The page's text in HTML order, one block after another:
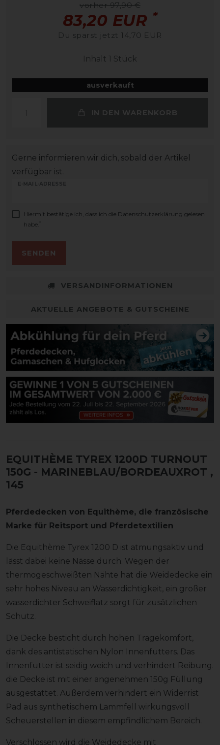
vorher 97,90 €
83,20 EUR *
Du sparst jetzt 14,70 EUR
Inhalt 1 Stück
ausverkauft
IN DEN WARENKORB
Gerne informieren wir dich, sobald der Artikel
verfügbar ist.
E-MAIL-ADRESSE
Hiermit bestätige ich, dass ich die Daten­schutz­erklärung gelesen
habe. *
SENDEN
VERSANDINFORMATIONEN
AKTUELLE ANGEBOTE & GUTSCHEINE
EQUITHÈME TYREX 1200D TURNOUT
150G - MARINEBLAU/BORDEAUXROT ,
145
Pferdedecken von Equithème, die französische
Marke für Reitsport und Pferdetextilien
Die Equithème Tyrex 1200 D ist atmungsaktiv und
lässt dabei keine Nässe durch. Wegen der
thermogeschweißten Nähte hat die Weidedecke ein
sehr hohes Niveau an Wasserdichtigkeit, ein großer
wasserdichter Schweiflatz sorgt für zusätzlichen
Schutz.
Die Decke besticht durch hohen Tragekomfort,
dank des antistatischen Nylon Innenfutters. Das
Innenfutter ist seidig weich und verhindert Reibung.
die Decke ist mit einer angenehmen 150g Füllung
ausgestattet. Außerdem verhindert ein Widerrist
Pad aus synthetischem Lammfell wirkungsvoll
Scheuerstellen in diesem empfindlichem Bereich.
Verschlossen wird die Weidedecke mit